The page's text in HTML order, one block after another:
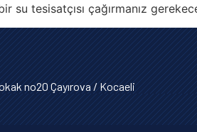
su tesisatçısı çağırmanız
no20 Çayırova / Kocaeli